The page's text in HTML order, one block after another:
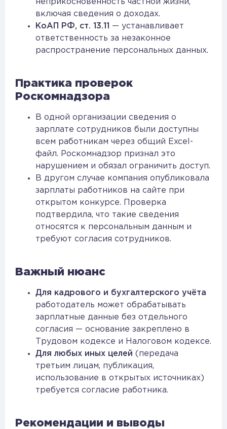
неприкосновенность частной жизни,
включая сведения о доходах.
КоАП РФ, ст. 13.11 — устанавливает
ответственность за незаконное
распространение персональных данных.
Практика проверок
Роскомнадзора
В одной организации сведения о
зарплате сотрудников были доступны
всем работникам через общий Excel-
файл. Роскомнадзор признал это
нарушением и обязал ограничить доступ.
В другом случае компания опубликовала
зарплаты работников на сайте при
открытом конкурсе. Проверка
подтвердила, что такие сведения
относятся к персональным данным и
требуют согласия сотрудников.
Важный нюанс
Для кадрового и бухгалтерского учёта
работодатель может обрабатывать
зарплатные данные без отдельного
согласия — основание закреплено в
Трудовом кодексе и Налоговом кодексе.
Для любых иных целей (передача
третьим лицам, публикация,
использование в открытых источниках)
требуется согласие работника.
Рекомендации и выводы